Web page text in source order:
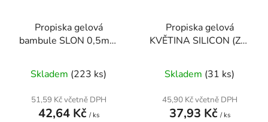
Propiska gelová
bambule SLON 0,5mm
Skladem (223 ks)
51,59 Kč včetně DPH
42,64 Kč / ks
Propiska gelová
KVĚTINA SILICON (ZF-
Skladem (31 ks)
45,90 Kč včetně DPH
37,93 Kč / ks